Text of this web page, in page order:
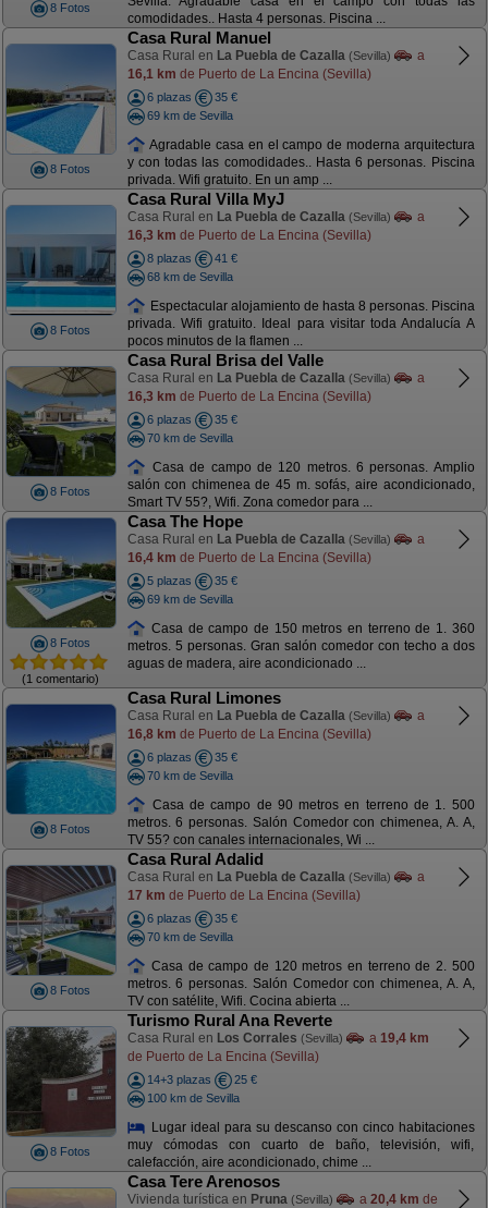
8 Fotos
comodidades.. Hasta 4 personas. Piscina ...
8 Fotos
Casa Rural Manuel
Casa Rural en La Puebla de Cazalla (Sevilla)
a
16,1 km de Puerto de La Encina (Sevilla)
6 plazas
35 €
69 km de Sevilla
Agradable casa en el campo de moderna arquitectura
y con todas las comodidades.. Hasta 6 personas. Piscina
privada. Wifi gratuito. En un amp ...
8 Fotos
Casa Rural Villa MyJ
Casa Rural en La Puebla de Cazalla (Sevilla)
a
16,3 km de Puerto de La Encina (Sevilla)
8 plazas
41 €
68 km de Sevilla
Espectacular alojamiento de hasta 8 personas. Piscina
privada. Wifi gratuito. Ideal para visitar toda Andalucía A
pocos minutos de la flamen ...
8 Fotos
Casa Rural Brisa del Valle
Casa Rural en La Puebla de Cazalla (Sevilla)
a
16,3 km de Puerto de La Encina (Sevilla)
6 plazas
35 €
70 km de Sevilla
Casa de campo de 120 metros. 6 personas. Amplio
salón con chimenea de 45 m. sofás, aire acondicionado,
Smart TV 55?, Wifi. Zona comedor para ...
8 Fotos
(1 comentario)
Casa The Hope
Casa Rural en La Puebla de Cazalla (Sevilla)
a
16,4 km de Puerto de La Encina (Sevilla)
5 plazas
35 €
69 km de Sevilla
Casa de campo de 150 metros en terreno de 1. 360
metros. 5 personas. Gran salón comedor con techo a dos
aguas de madera, aire acondicionado ...
8 Fotos
Casa Rural Limones
Casa Rural en La Puebla de Cazalla (Sevilla)
a
16,8 km de Puerto de La Encina (Sevilla)
6 plazas
35 €
70 km de Sevilla
Casa de campo de 90 metros en terreno de 1. 500
metros. 6 personas. Salón Comedor con chimenea, A. A,
TV 55? con canales internacionales, Wi ...
8 Fotos
Casa Rural Adalid
Casa Rural en La Puebla de Cazalla (Sevilla)
a
17 km de Puerto de La Encina (Sevilla)
6 plazas
35 €
70 km de Sevilla
Casa de campo de 120 metros en terreno de 2. 500
metros. 6 personas. Salón Comedor con chimenea, A. A,
TV con satélite, Wifi. Cocina abierta ...
8 Fotos
Turismo Rural Ana Reverte
Casa Rural en Los Corrales (Sevilla) a 19,4 km
de Puerto de La Encina (Sevilla)
14+3 plazas
25 €
100 km de Sevilla
Lugar ideal para su descanso con cinco habitaciones
muy cómodas con cuarto de baño, televisión, wifi,
calefacción, aire acondicionado, chime ...
Casa Tere Arenosos
Vivienda turística en Pruna (Sevilla) a 20,4 km de